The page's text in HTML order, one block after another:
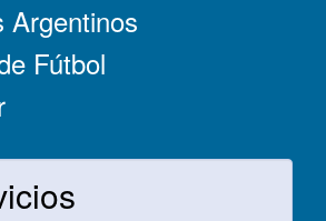
Argentinos
Fútbol